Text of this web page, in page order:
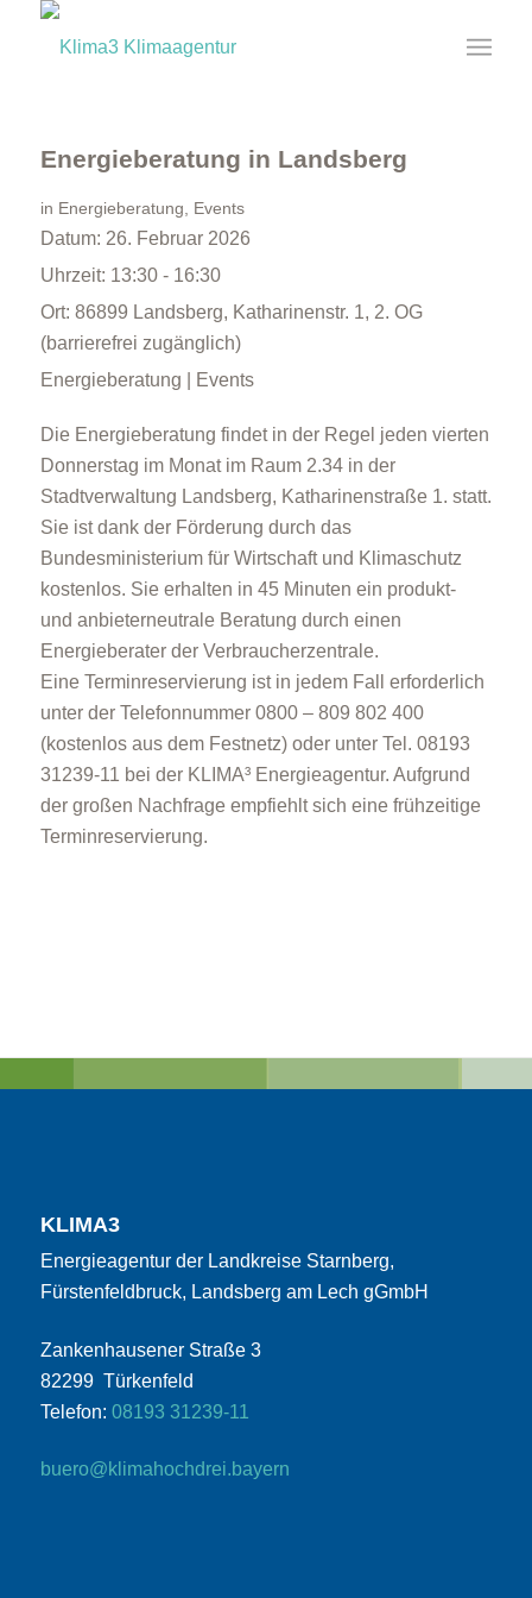
Energieberatung in Landsberg
in Energieberatung Events
Datum: 26. Februar 2026
Uhrzeit: 13:30 - 16:30
Ort: 86899 Landsberg, Katharinenstr. 1, 2. OG
(barrierefrei zugänglich)
Energieberatung | Events
Die Energieberatung findet in der Regel jeden vierten
Donnerstag im Monat im Raum 2.34 in der
Stadtverwaltung Landsberg, Katharinenstraße 1. statt.
Sie ist dank der Förderung durch das
Bundesministerium für Wirtschaft und Klimaschutz
kostenlos. Sie erhalten in 45 Minuten ein produkt-
und anbieterneutrale Beratung durch einen
Energieberater der Verbraucherzentrale.
Eine Terminreservierung ist in jedem Fall erforderlich
unter der Telefonnummer 0800 – 809 802 400
(kostenlos aus dem Festnetz) oder unter Tel. 08193
31239-11 bei der KLIMA³ Energieagentur. Aufgrund
der großen Nachfrage empfiehlt sich eine frühzeitige
Terminreservierung.
KLIMA3
Energieagentur der Landkreise Starnberg,
Fürstenfeldbruck, Landsberg am Lech gGmbH
Zankenhausener Straße 3
82299 Türkenfeld
Telefon: 08193 31239-11
buero@klimahochdrei.bayern